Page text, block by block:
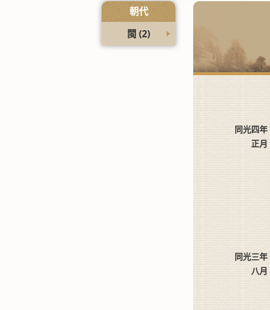
朝代
閩 (2)
同光四年
正月
同光三年
八月